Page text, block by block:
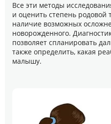
Все эти методы
и оценить степень родовой
наличие возможных
новорожденного.
позволяет спланировать
также определить, какая
малышу.